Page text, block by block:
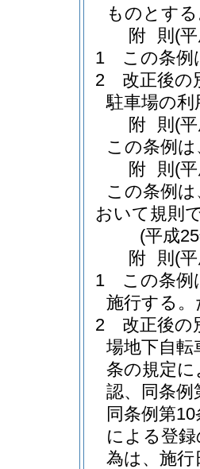
ものとす
附 則 (
1
この条例
2
改正後の
駐車場の
附 則 (
この条例
附 則 (
この条例
おいて規則
(平成
附 則 (
1
この条例
施行する。
2
改正後の
場地下自転
条の規定
認、同条例
同条例第
による登
為は、施